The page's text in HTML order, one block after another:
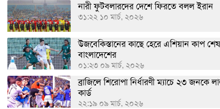
নারী ফুটবলারদের দেশে ফিরতে বলল ইরান
৩১:২২ ১০ মার্চ, ২০২৬
উজবেকিস্তানের কাছে হেরে এশিয়ান কাপ শেষ
বাংলাদেশের
০১:২৩ ০৯ মার্চ, ২০২৬
ব্রাজিলে শিরোপা নির্ধারণী ম্যাচে ২৩ জনকে
কার্ড
২২:১৯ ০৯ মার্চ, ২০২৬